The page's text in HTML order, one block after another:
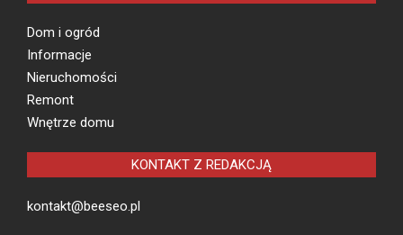
Dom i ogród
Informacje
Nieruchomości
Remont
Wnętrze domu
KONTAKT Z REDAKCJĄ
kontakt@beeseo.pl